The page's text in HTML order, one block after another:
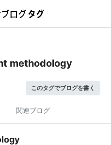
methodology
このタグでブログを書く
関連ブログ